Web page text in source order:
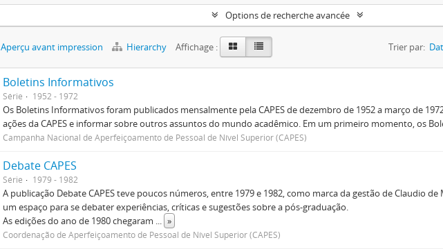
Options de recherche avancée
Aperçu avant impression Hierarchy Affichage : Trier par:
Boletins Informativos
Série 1952 - 1972
Os Boletins Informativos foram publicados mensalmente pela CAPES de dezembro de 1952 a março de
ações da CAPES e informar sobre outros assuntos do mundo acadêmico. Em um primeiro momento, os
Campanha Nacional de Aperfeiçoamento de Pessoal de Nível Superior (CAPES)
Debate CAPES
Série 1979 - 1982
A publicação Debate CAPES teve poucos números, entre 1979 e 1982, como marca da gestão de Claudio
um espaço para se debater experiências, críticas e sugestões sobre a pós-graduação.
As edições do ano de 1980 chegaram ... »
Coordenação de Aperfeiçoamento de Pessoal de Nível Superior (CAPES)